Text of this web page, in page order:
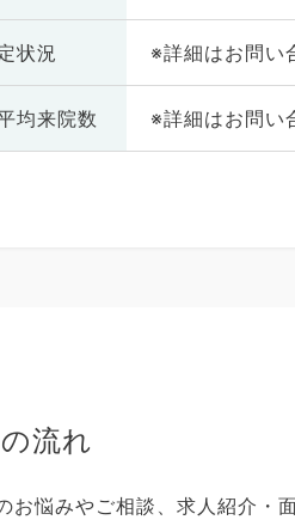
状況 ※詳細はお問い
均来院数 ※詳細はお問い
流れ
お悩みやご相談、求人紹介・